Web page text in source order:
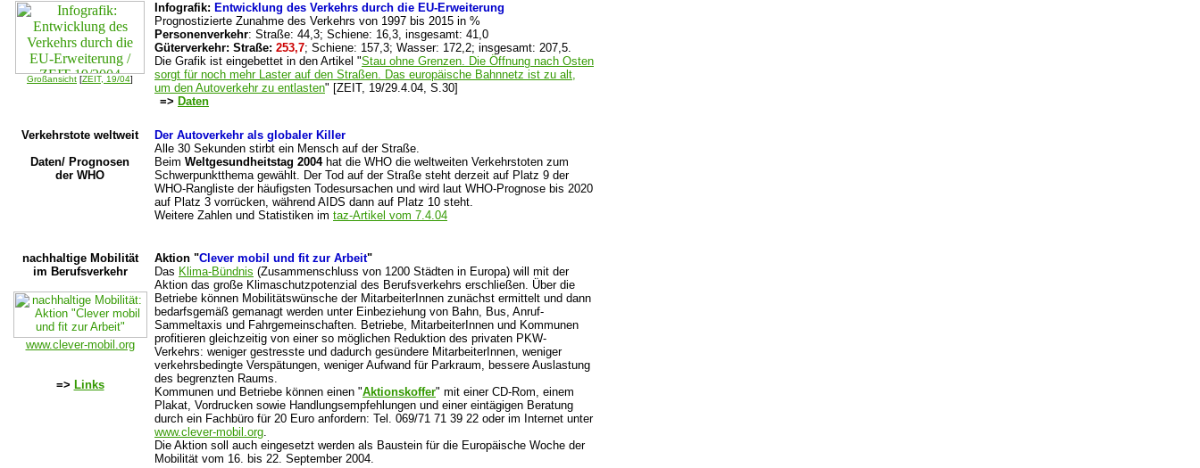
Großansicht [ZEIT, 19/04]
Infografik: Entwicklung des Verkehrs durch die EU-Erweiterung
Prognostizierte Zunahme des Verkehrs von 1997 bis 2015 in %
Personenverkehr: Straße: 44,3; Schiene: 16,3, insgesamt: 41,0
Güterverkehr: Straße: 253,7; Schiene: 157,3; Wasser: 172,2; insgesamt: 207,5.
Die Grafik ist eingebettet in den Artikel "Stau ohne Grenzen. Die Öffnung nach Osten
sorgt für noch mehr Laster auf den Straßen. Das europäische Bahnnetz ist zu alt,
um den Autoverkehr zu entlasten" [ZEIT, 19/29.4.04, S.30]
=> Daten
Verkehrstote weltweit
Daten/ Prognosen
der WHO
Der Autoverkehr als globaler Killer
Alle 30 Sekunden stirbt ein Mensch auf der Straße.
Beim Weltgesundheitstag 2004hat die WHO die weltweiten Verkehrstoten zum
Schwerpunktthema gewählt. Der Tod auf der Straße steht derzeit auf Platz 9 der
WHO-Rangliste der häufigsten Todesursachen und wird laut WHO-Prognose bis 2020
auf Platz 3 vorrücken, während AIDS dann auf Platz 10 steht.
Weitere Zahlen und Statistiken im taz-Artikel vom 7.4.04
nachhaltige Mobilität
im Berufsverkehr
www.clever-mobil.org
=> Links
Aktion "Clever mobil und fit zur Arbeit"
Das Klima-Bündnis (Zusammenschluss von 1200 Städten in Europa) will mit der
Aktion das große Klimaschutzpotenzial des Berufsverkehrs erschließen. Über die
Betriebe können Mobilitätswünsche der MitarbeiterInnen zunächst ermittelt und dann
bedarfsgemäß gemanagt werden unter Einbeziehung von Bahn, Bus, Anruf-
Sammeltaxis und Fahrgemeinschaften. Betriebe, MitarbeiterInnen und Kommunen
profitieren gleichzeitig von einer so möglichen Reduktion des privaten PKW-
Verkehrs: weniger gestresste und dadurch gesündere MitarbeiterInnen, weniger
verkehrsbedingte Verspätungen, weniger Aufwand für Parkraum, bessere Auslastung
des begrenzten Raums.
Kommunen und Betriebe können einen "Aktionskoffer" mit einer CD-Rom, einem
Plakat, Vordrucken sowie Handlungsempfehlungen und einer eintägigen Beratung
durch ein Fachbüro für 20 Euro anfordern: Tel. 069/71 71 39 22 oder im Internet unter
www.clever-mobil.org.
Die Aktion soll auch eingesetzt werden als Baustein für die Europäische Woche der
Mobilität vom 16. bis 22. September 2004.